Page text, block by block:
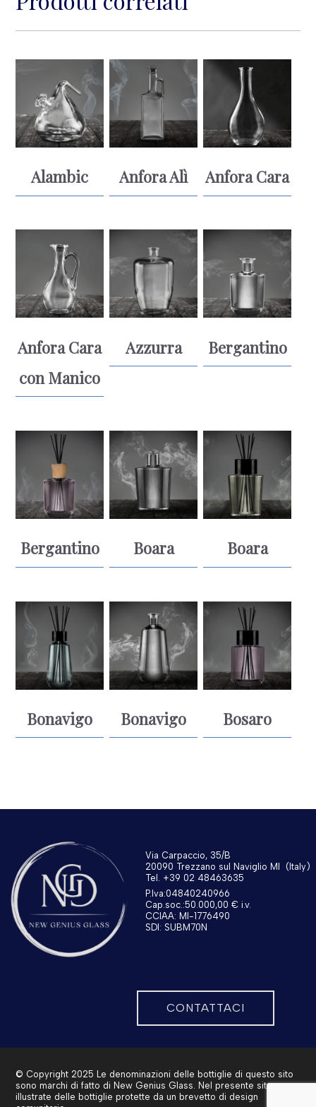
Alambic Anfora Alì Anfora Cara
Anfora Cara
con Manico
Azzurra Bergantino
Bergantino Boara Boara
Bonavigo Bonavigo Bosaro
Via Carpaccio, 35/B
20090 Trezzano sul Naviglio MI
(Italy)
Tel. +39 02 48463635
P.Iva:04840240966
Cap.soc.:50.000,00 € i.v.
CCIAA: MI-1776490
SDI: SUBM70N
CONTATTACI
© Copyright 2025 Le denominazioni delle bottiglie di questo sito
sono marchi di fatto di New Genius Glass. Nel presente sito sono
illustrate delle bottiglie protette da un brevetto di design